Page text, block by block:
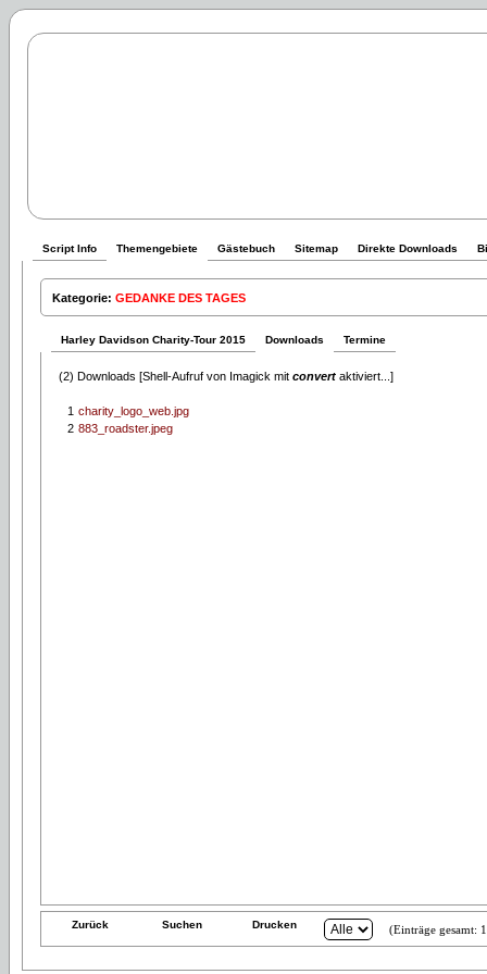
Script Info Themengebiete Gästebuch Sitemap Direkte Downloads
Kategorie: GEDANKE DES TAGES
Harley Davidson Charity-Tour 2015 Downloads Termine
(2) Downloads [Shell-Aufruf von Imagick mit convertaktiviert...]
1 charity_logo_web.jpg
2 883_roadster.jpeg
Zurück Suchen Drucken (Einträge gesamt: